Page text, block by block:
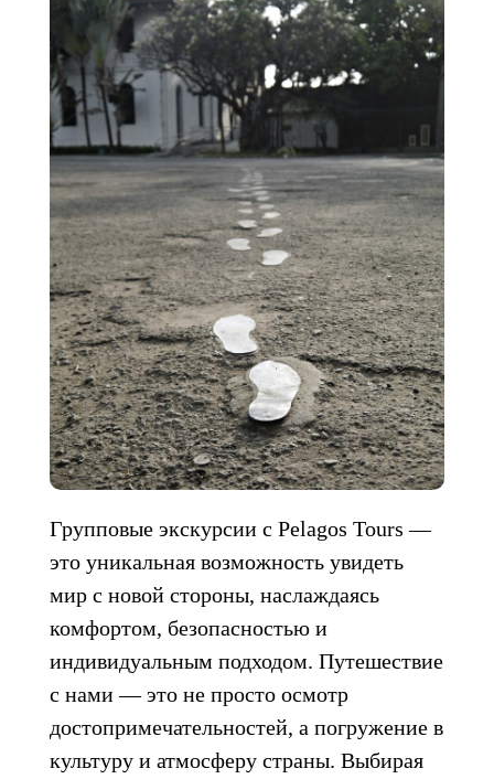
Групповые экскурсии с Pelagos Tours —
это уникальная возможность увидеть
мир с новой стороны, наслаждаясь
комфортом, безопасностью и
индивидуальным подходом. Путешествие
с нами — это не просто осмотр
достопримечательностей, а погружение в
культуру и атмосферу страны. Выбирая